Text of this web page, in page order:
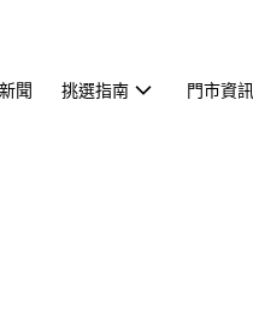
聞 挑選指南 門市資訊